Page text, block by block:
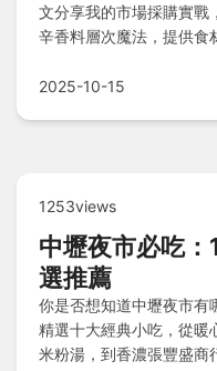
文分享我的市場採購實戰
辛香料層次魔法，提供食
您輕鬆在家重現酸辣鮮香
2025-10-15
1253views
中壢夜市必吃
選推薦
你是否想知道中壢夜市有
精選十大經典小吃，從暖
米粉湯，到香濃張豐盛商